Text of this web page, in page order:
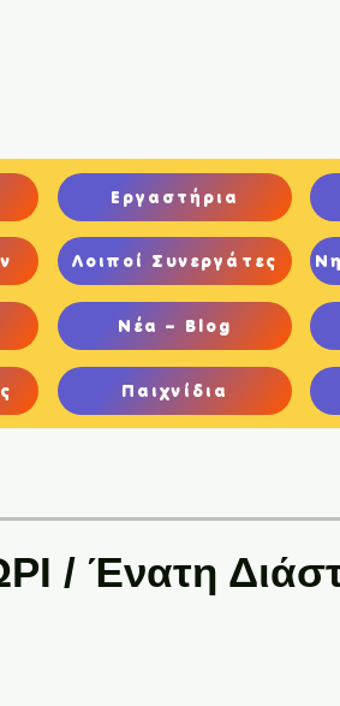
Εργαστήρια
Λοιποί Συνεργάτες
Νέα – Blog
Παιχνίδια
/ Ένατη